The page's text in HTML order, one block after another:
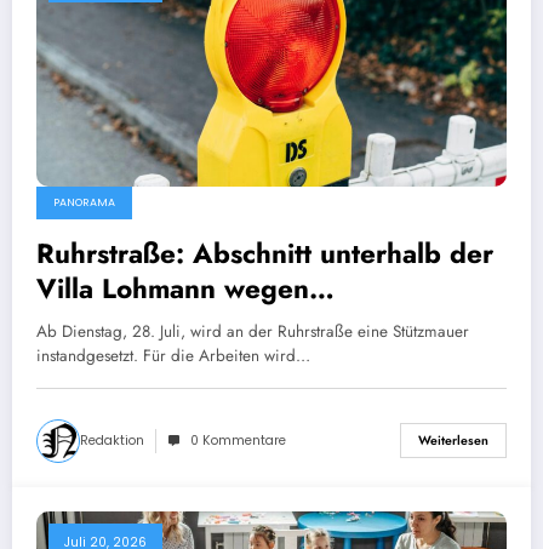
PANORAMA
Ruhrstraße: Abschnitt unterhalb der
Villa Lohmann wegen
Mauerinstandsetzung gesperrt
Ab Dienstag, 28. Juli, wird an der Ruhrstraße eine Stützmauer
instandgesetzt. Für die Arbeiten wird…
Redaktion 0 Kommentare Weiterlesen
Juli 20, 2026